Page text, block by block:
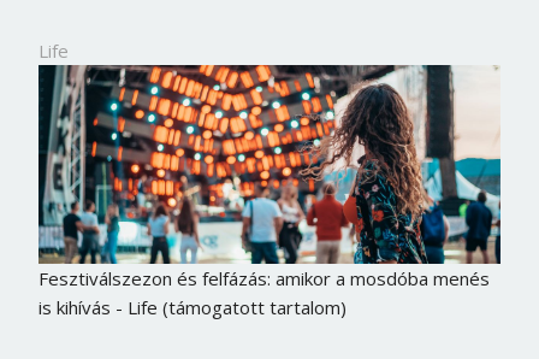
Life
Fesztiválszezon és felfázás: amikor a mosdóba menés
is kihívás - Life (támogatott tartalom)